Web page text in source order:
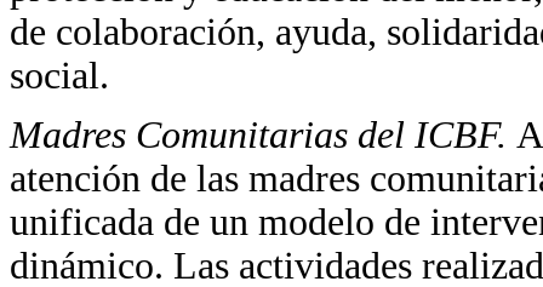
de colaboración, ayuda,
social.
Madres Comunitarias del ICBF.
atención de las madres
unificada de un modelo de
dinámico. Las actividades